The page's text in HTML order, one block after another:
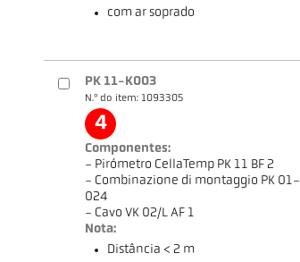
com ar soprado
PK 11-K003
N.º do item: 1093305
4
Componentes:
- Pirómetro CellaTemp PK 11 BF 2
- Combinazione di montaggio PK 01-
024
- Cavo VK 02/L AF 1
Nota:
Distância < 2 m